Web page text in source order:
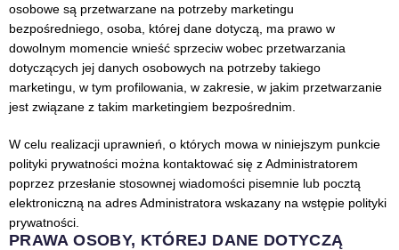
osobowe są przetwarzane na potrzeby marketingu
bezpośredniego, osoba, której dane dotyczą, ma prawo w
dowolnym momencie wnieść sprzeciw wobec przetwarzania
dotyczących jej danych osobowych na potrzeby takiego
marketingu, w tym profilowania, w zakresie, w jakim przetwarzanie
jest związane z takim marketingiem bezpośrednim.
W celu realizacji uprawnień, o których mowa w niniejszym punkcie
polityki prywatności można kontaktować się z Administratorem
poprzez przesłanie stosownej wiadomości pisemnie lub pocztą
elektroniczną na adres Administratora wskazany na wstępie polityki
prywatności.
PRAWA OSOBY, KTÓREJ DANE DOTYCZĄ